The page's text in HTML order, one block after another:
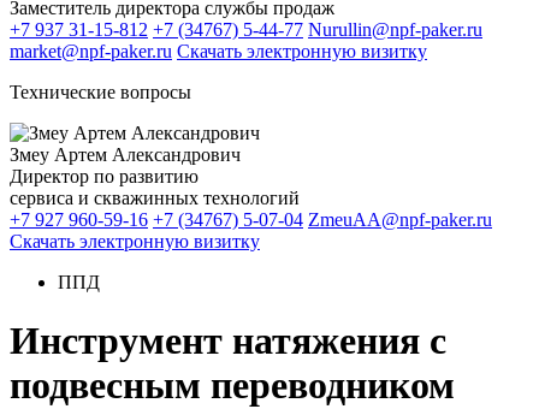
Заместитель директора службы продаж
+7 937 31-15-812 +7 (34767) 5-44-77 Nurullin@npf-paker.ru
market@npf-paker.ru Скачать электронную визитку
Технические вопросы
Змеу Артем Александрович
Директор по развитию
сервиса и скважинных технологий
+7 927 960-59-16 +7 (34767) 5-07-04 ZmeuAA@npf-paker.ru
Скачать электронную визитку
ППД
Инструмент натяжения с
подвесным переводником